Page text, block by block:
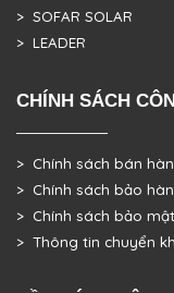
> SOFAR SOLAR
> LEADER
CHÍNH SÁCH
> Chính sách bán
> Chính sách bảo
> Chính sách bảo
> Thông tin chuyển